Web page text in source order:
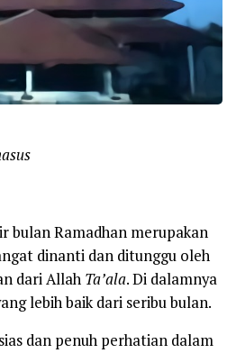
bulan Ramadhan merupakan
dinanti dan ditunggu oleh
dari Allah Ta’ala. Di dalamnya
lebih baik dari seribu bulan.
dan penuh perhatian dalam